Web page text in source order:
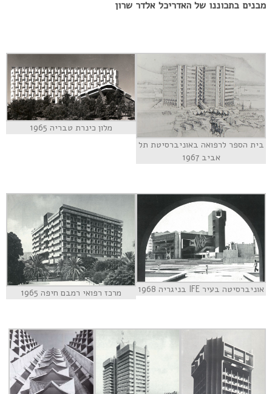
מבנים בתכוננו של האדריכל אלדר שרון
בית הספר לרפואה באוניברסיטת תל
אביב 1967
מלון כינרת טבריה 1965
אוניברסיטה בעיר IFE בניגריה 1968 מרכז רפואי רמבם חיפה 1965